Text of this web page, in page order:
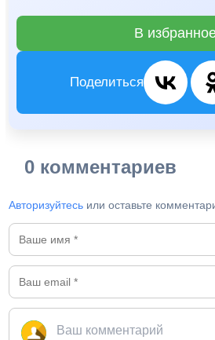
В
Поделиться
0 комментариев
Авторизуйтесь или оставьте